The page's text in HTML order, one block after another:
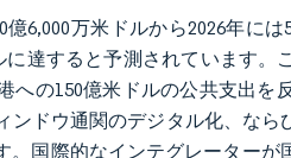
6,000万米ドルから2026年に
に達すると予測されています
への150億米ドルの公共支出を
ンドウ通関のデジタル化、な
国際的なインテグレーター